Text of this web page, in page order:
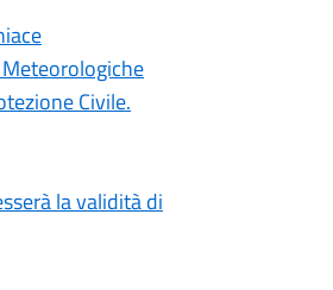
Civile.
la validità di